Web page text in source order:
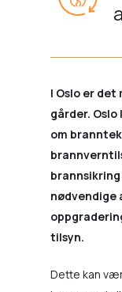
I Oslo er det
gårder.
om
nødvendige
tilsyn.
Dette kan